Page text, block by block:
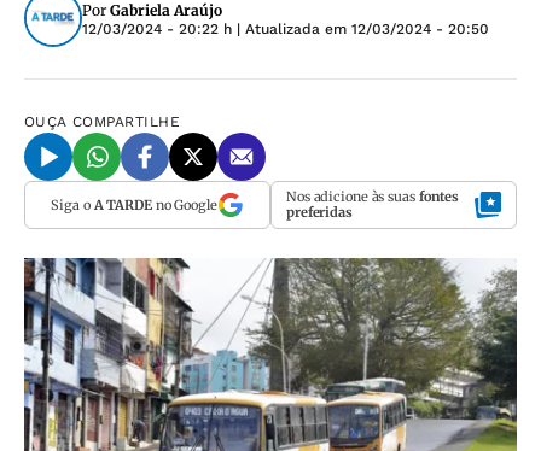
Por Gabriela Araújo
12/03/2024 - 20:22 h | Atualizada em 12/03/2024 - 20:50
OUÇA COMPARTILHE
Siga o A TARDEno Google Nos adicione às suas fontes
preferidas